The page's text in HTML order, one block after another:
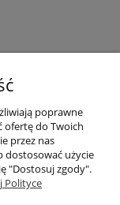
poprawne
ofertę do Twoich
przez nas
dostosować użycie
"Dostosuj zgody".
Polityce